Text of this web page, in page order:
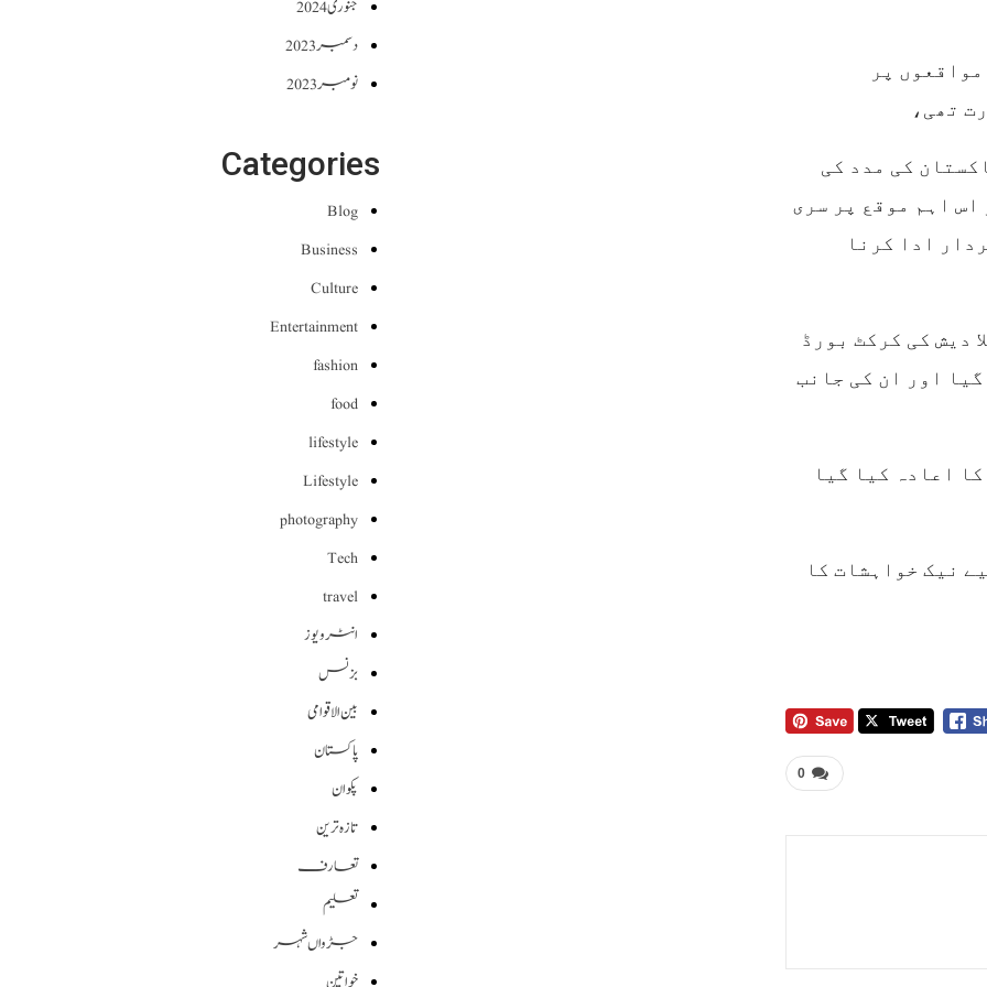
پر
تھی،
کی مدد کی
اہم موقع پر سری
ادا کرنا
دیش کی کرکٹ بورڈ
گیا اور ان کی جانب
اعادہ کیا گیا
نیک خواہشات کا
0
جنوری 2024
دسمبر 2023
نومبر 2023
Categories
Blog
Business
Culture
Entertainment
fashion
food
lifestyle
Lifestyle
photography
Tech
travel
انٹرویوز
بزنس
بین الاقوامی
پاکستان
پکوان
تازہ ترین
تعارف
تعلیم
جڑواں شہر